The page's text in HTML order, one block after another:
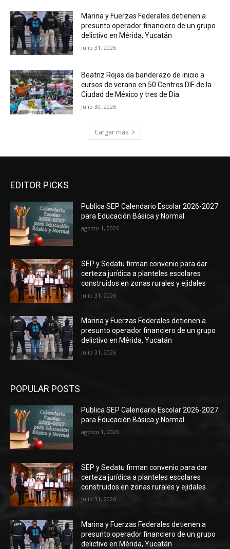
Marina y Fuerzas Federales detienen a
presunto operador financiero de un grupo
delictivo en Mérida, Yucatán
julio 31, 2026
Beatriz Rojas da banderazo de inicio a
cursos de verano en 50 Centros DIF de la
Ciudad de México y tres de Día
julio 30, 2026
Cargar más
EDITOR PICKS
Publica SEP Calendario Escolar 2026-2027
para Educación Básica y Normal
agosto 1, 2026
SEP y Sedatu firman convenio para dar
certeza jurídica a planteles escolares
construidos en zonas rurales y ejidales
julio 31, 2026
Marina y Fuerzas Federales detienen a
presunto operador financiero de un grupo
delictivo en Mérida, Yucatán
julio 31, 2026
POPULAR POSTS
Publica SEP Calendario Escolar 2026-2027
para Educación Básica y Normal
agosto 1, 2026
SEP y Sedatu firman convenio para dar
certeza jurídica a planteles escolares
construidos en zonas rurales y ejidales
julio 31, 2026
Marina y Fuerzas Federales detienen a
presunto operador financiero de un grupo
delictivo en Mérida, Yucatán